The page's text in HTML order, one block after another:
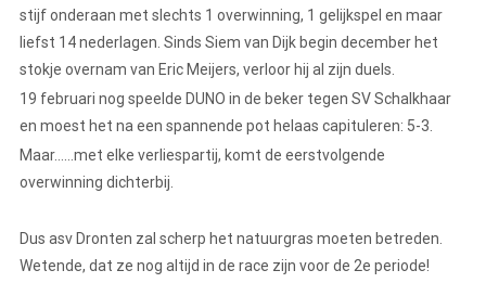
stijf onderaan met slechts 1 overwinning, 1 gelijkspel en maar
liefst 14 nederlagen. Sinds Siem van Dijk begin december het
stokje overnam van Eric Meijers, verloor hij al zijn duels.
19 februari nog speelde DUNO in de beker tegen SV Schalkhaar
en moest het na een spannende pot helaas capituleren: 5-3.
Maar……met elke verliespartij, komt de eerstvolgende
overwinning dichterbij.
Dus asv Dronten zal scherp het natuurgras moeten betreden.
Wetende, dat ze nog altijd in de race zijn voor de 2e periode!